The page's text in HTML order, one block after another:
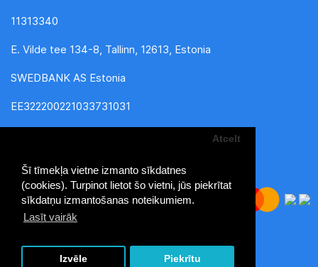
Šī tīmekļa vietne izmanto sīkdatnes
(cookies). Turpinot lietot šo vietni, jūs piekrītat
sīkdatņu izmantošanas noteikumiem.
Lasīt vairāk
Atcelt
Izvēle Piekrītu
11313340
E. Vilde tee 134-8, Tallinn, 12613, Estonia
SWEDBANK AS Estonia
EE322200221033731031
MiniKid - bērnu preču lielveikals © 2026